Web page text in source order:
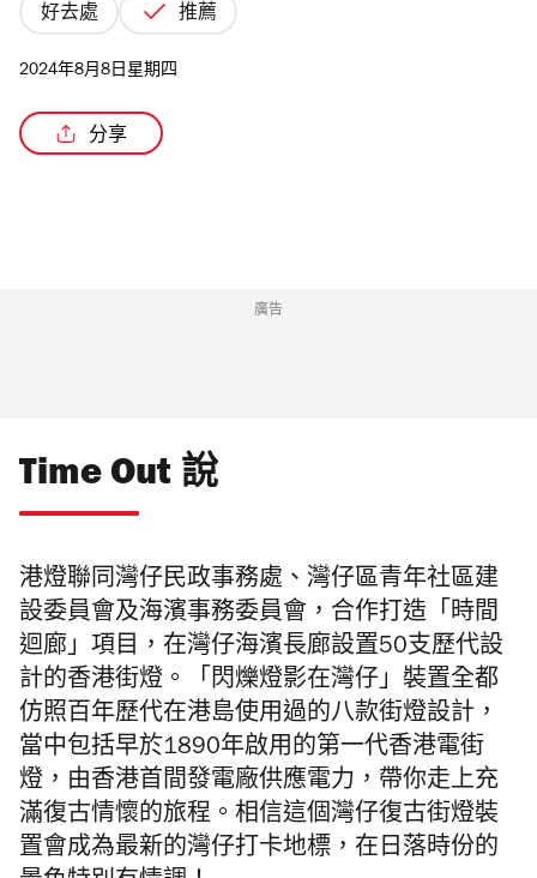
好去處 推薦
2024年8月8日星期四
分享
廣告
Time Out 說
港燈聯同灣仔民政事務處、灣仔區青年社區建
設委員會及海濱事務委員會，合作打造「時間
迴廊」項目，在灣仔海濱長廊設置50支歷代設
計的香港街燈。「閃爍燈影在灣仔」裝置全都
仿照百年歷代在港島使用過的八款街燈設計，
當中包括早於1890年啟用的第一代香港電街
燈，由香港首間發電廠供應電力，帶你走上充
滿復古情懷的旅程。相信這個灣仔復古街燈裝
置會成為最新的灣仔打卡地標，在日落時份的